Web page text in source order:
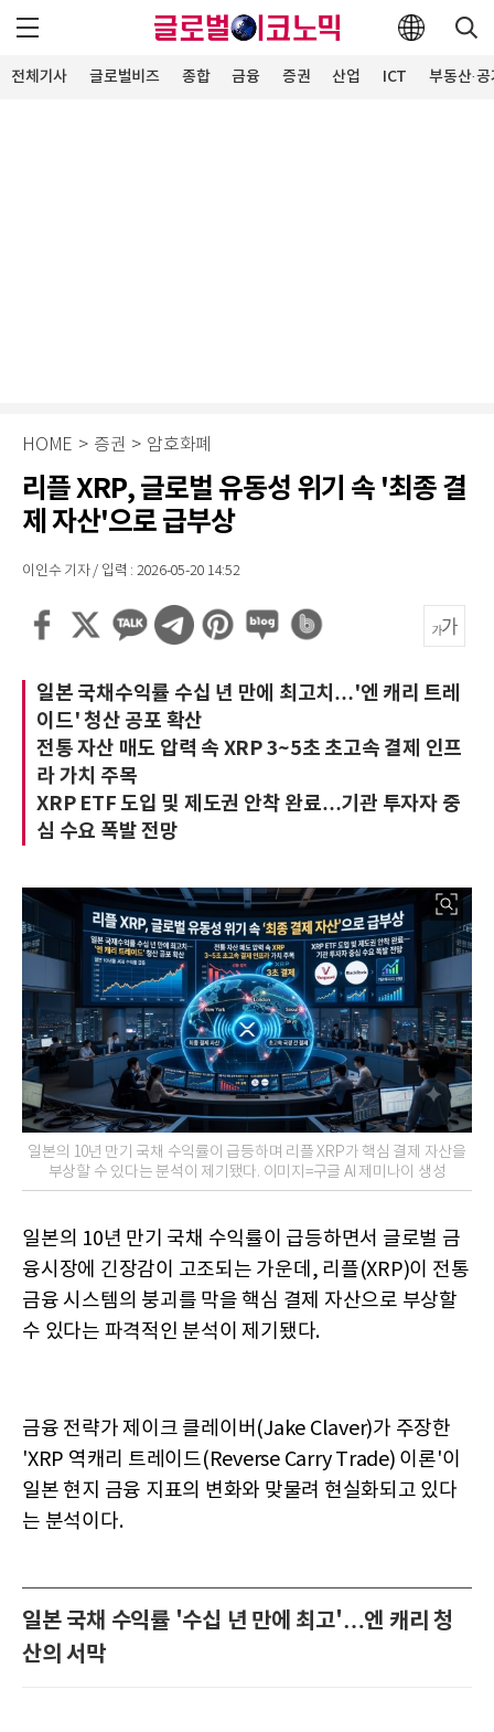
전체기사 글로벌비즈 종합 금융 증권 산업 ICT 부동산·
HOME > 증권 > 암호화폐
리플 XRP, 글로벌 유동성 위기 속 '최종 결
제 자산'으로 급부상
이인수 기자 / 입력 : 2026-05-20 14:52
일본 국채수익률 수십 년 만에 최고치…'엔 캐리 트레
이드' 청산 공포 확산
전통 자산 매도 압력 속 XRP 3~5초 초고속 결제 인프
라 가치 주목
XRP ETF 도입 및 제도권 안착 완료…기관 투자자 중
심 수요 폭발 전망
일본의 10년 만기 국채 수익률이 급등하며 리플 XRP가 핵심 결제 자산을
부상할 수 있다는 분석이 제기됐다. 이미지=구글 AI 제미나이 생성
일본의 10년 만기 국채 수익률이 급등하면서 글로벌 금
융시장에 긴장감이 고조되는 가운데, 리플(XRP)이 전통
금융 시스템의 붕괴를 막을 핵심 결제 자산으로 부상할
수 있다는 파격적인 분석이 제기됐다.
금융 전략가 제이크 클레이버(Jake Claver)가 주장한
'XRP 역캐리 트레이드(Reverse Carry Trade) 이론'이
일본 현지 금융 지표의 변화와 맞물려 현실화되고 있다
는 분석이다.
일본 국채 수익률 '수십 년 만에 최고'…엔 캐리 청
산의 서막